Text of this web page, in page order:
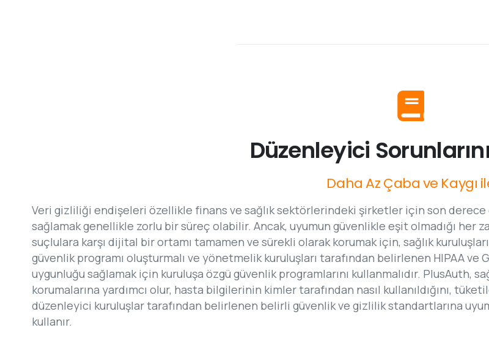
Düzenleyici
Daha AzÇabave Kaygı
Veri gizliliği endişeleri özellikle finans ve sağlık sektörlerindeki şirketler için son
sağlamak genellikle zorlu bir süreç olabilir. Ancak, uyumun güvenlikle eşit olmadığı her
suçlulara karşı dijital bir ortamı tamamen ve sürekli olarak korumak için, sağlık
güvenlik programı oluşturmalı ve yönetmelik kuruluşları tarafından belirlenen HIPAA
uygunluğu sağlamak için kuruluşa özgü güvenlik programlarını kullanmalıdır. PlusAuth,
korumalarına yardımcı olur, hasta bilgilerinin kimler tarafından nasıl kullanıldığını,
düzenleyici kuruluşlar tarafından belirlenen belirli güvenlik ve gizlilik standartlarına
kullanır.